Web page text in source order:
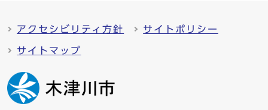
アクセシビリティ方針 サイトポリシー
サイトマップ